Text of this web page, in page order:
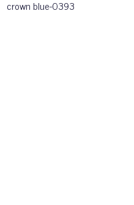
crown blue-0393